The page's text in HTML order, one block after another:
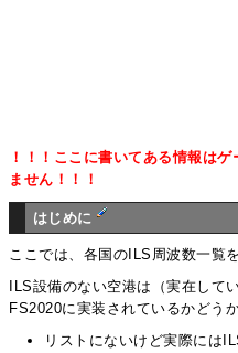
！！！ここに書いてある情報は
ません！！！
はじめに
ここでは、各国のILS周波数一覧
ILS設備のない空港は（実在して
FS2020に実装されているかどう
リストにないけど実際には